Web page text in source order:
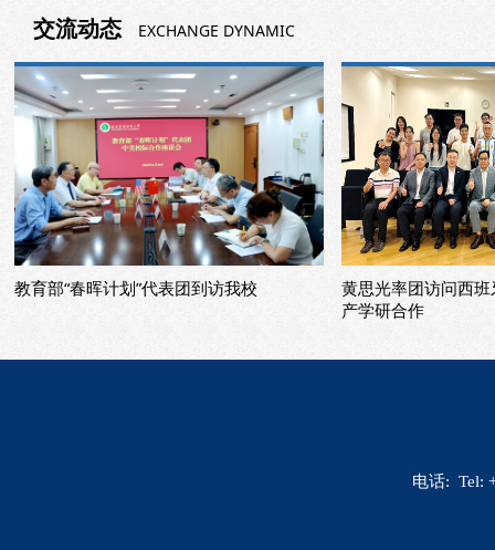
交流动态 EXCHANGE DYNAMIC
黄思光率团访问西班牙、法国高校 深化
校领导率团访问俄
电话: Tel: